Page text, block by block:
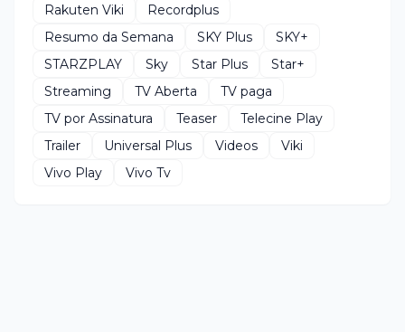
Rakuten Viki
Recordplus
Resumo da Semana
SKY Plus
SKY+
STARZPLAY
Sky Star Plus
Star+
Streaming
TV Aberta
TV paga
TV por Assinatura
Teaser
Telecine Play
Trailer
Universal Plus Videos
Viki
Vivo Play
Vivo Tv